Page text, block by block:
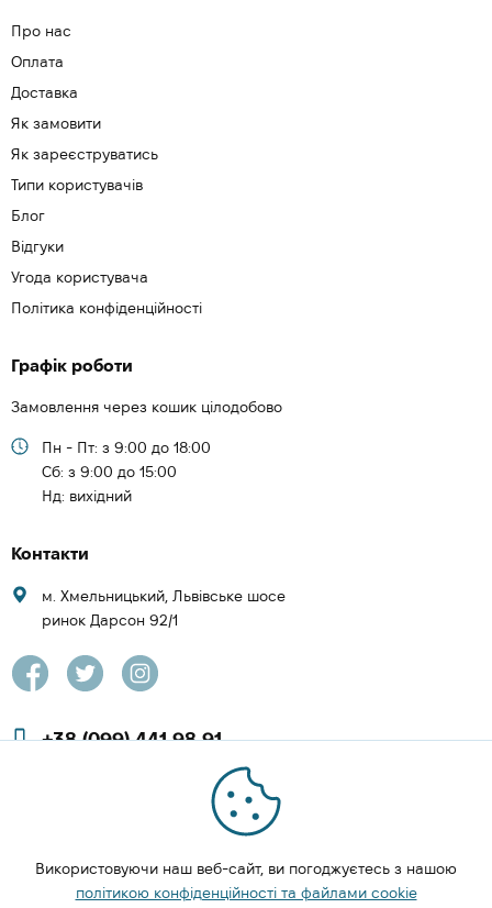
Про нас
Оплата
Доставка
Як замовити
Як зареєструватись
Типи користувачів
Блог
Відгуки
Угода користувача
Політика конфіденційності
Графік роботи
Замовлення через кошик цілодобово
Пн - Пт: з 9:00 до 18:00
Cб: з 9:00 до 15:00
Нд: вихідний
Контакти
м. Хмельницький, Львівське шосе
ринок Дарсон 92/1
+38 (099) 441 98 91
+38 (097) 423 08 00
zachesa86@gmail.com
ЗАМОВИТИ ДЗВІНОК
Використовуючи наш веб-сайт, ви погоджуєтесь з нашою
політикою конфіденційності та файлами cookie